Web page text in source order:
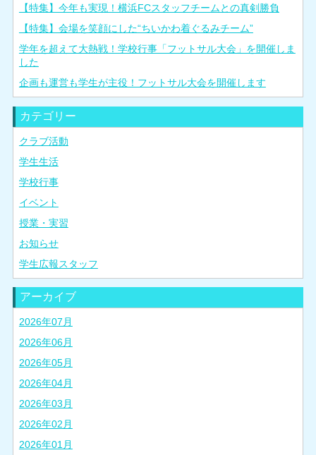
【特集】今年も実現！横浜FCスタッフチームとの真剣勝負
【特集】会場を笑顔にした“ちいかわ着ぐるみチーム”
学年を超えて大熱戦！学校行事「フットサル大会」を開催しま
した
企画も運営も学生が主役！フットサル大会を開催します
カテゴリー
クラブ活動
学生生活
学校行事
イベント
授業・実習
お知らせ
学生広報スタッフ
アーカイブ
2026年07月
2026年06月
2026年05月
2026年04月
2026年03月
2026年02月
2026年01月